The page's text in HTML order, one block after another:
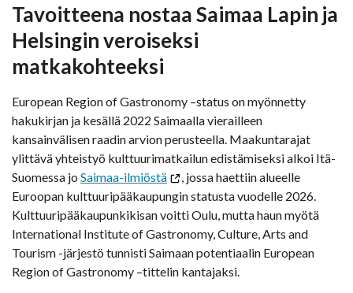
Tavoitteena nostaa Saimaa Lapin ja
Helsingin veroiseksi
matkakohteeksi
European Region of Gastronomy –status on myönnetty
hakukirjan ja kesällä 2022 Saimaalla vierailleen
kansainvälisen raadin arvion perusteella. Maakuntarajat
ylittävä yhteistyö kulttuurimatkailun edistämiseksi alkoi Itä-
Suomessa jo Saimaa-ilmiöstä
, jossa haettiin alueelle
Euroopan kulttuuripääkaupungin statusta vuodelle 2026.
Kulttuuripääkaupunkikisan voitti Oulu, mutta haun myötä
International Institute of Gastronomy, Culture, Arts and
Tourism -järjestö tunnisti Saimaan potentiaalin European
Region of Gastronomy –tittelin kantajaksi.